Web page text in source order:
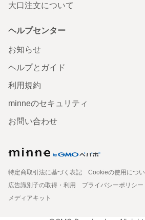
大口注文について
ヘルプセンター
お知らせ
ヘルプとガイド
利用規約
minneのセキュリティ
お問い合わせ
特定商取引法に基づく表記
Cookieの使用につ
広告識別子の取得・利用
プライバシーポリシー
メディアキット